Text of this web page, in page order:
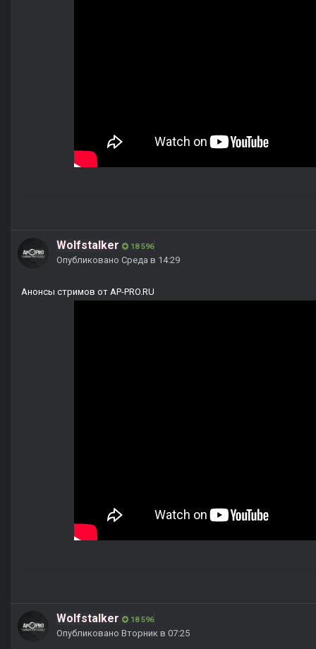
Wolfstalker 18 596
Опубликовано Среда в 14:29
Анонсы стримов от AP-PRO.RU
Wolfstalker 18 596
Опубликовано Вторник в 07:25